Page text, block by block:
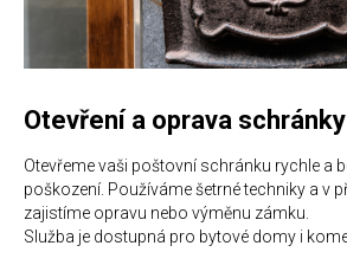
Otevření a oprava schránky
Otevřeme vaši poštovní schránku rychle a
poškození. Používáme šetrné techniky a v
zajistíme opravu nebo výměnu zámku.
Služba je dostupná pro bytové domy i